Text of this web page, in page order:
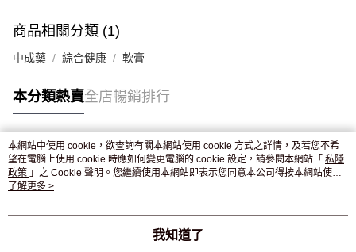
付款後門市自取，訂單確認後2-4個工作天到店，7天內取。逾期後
商品相關分類 (1)
中成藥 綜合健康 軟膏
本分類熱賣全店暢銷排行
熱門標籤
熱銷排行
本網站中使用 cookie，欲查詢有關本網站使用 cookie 方式之詳情，及若您不希
望在電腦上使用 cookie 時應如何變更電腦的 cookie 設定，請參閱本網站「 私隱
政策 」之 Cookie 聲明。您繼續使用本網站即表示您同意本公司得按本網站使用
條款之 Cookie 聲明使用 cookie。
了解更多 >
我知道了